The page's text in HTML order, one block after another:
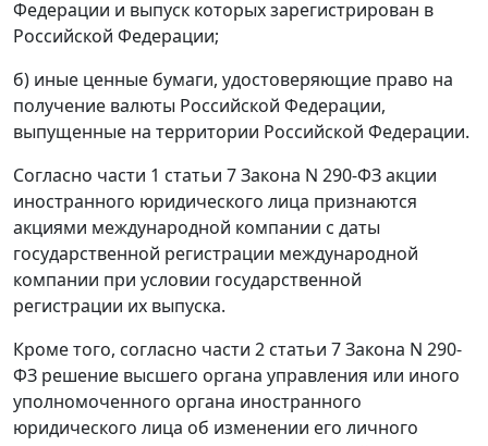
Федерации и выпуск которых зарегистрирован в
Российской Федерации;
б) иные ценные бумаги, удостоверяющие право на
получение валюты Российской Федерации,
выпущенные на территории Российской Федерации.
Согласно части 1 статьи 7 Закона N 290-ФЗ акции
иностранного юридического лица признаются
акциями международной компании с даты
государственной регистрации международной
компании при условии государственной
регистрации их выпуска.
Кроме того, согласно части 2 статьи 7 Закона N 290-
ФЗ решение высшего органа управления или иного
уполномоченного органа иностранного
юридического лица об изменении его личного